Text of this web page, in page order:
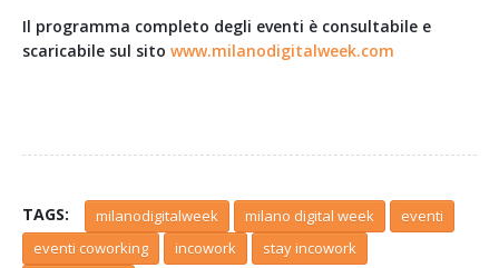
Il programma completo degli eventi è consultabile e
scaricabile sul sito www.milanodigitalweek.com
TAGS: milanodigitalweek milano digital week
eventi
eventi coworking
incowork
stay incowork